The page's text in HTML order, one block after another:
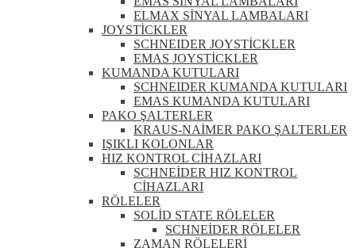
ELMAX SİNYAL LAMBALARI
JOYSTİCKLER
SCHNEIDER JOYSTİCKLER
EMAS JOYSTİCKLER
KUMANDA KUTULARI
SCHNEIDER KUMANDA KUTULARI
EMAS KUMANDA KUTULARI
PAKO ŞALTERLER
KRAUS-NAİMER PAKO ŞALTERLER
IŞIKLI KOLONLAR
HIZ KONTROL CİHAZLARI
SCHNEİDER HIZ KONTROL
CİHAZLARI
RÖLELER
SOLİD STATE RÖLELER
SCHNEİDER RÖLELER
ZAMAN RÖLELERİ